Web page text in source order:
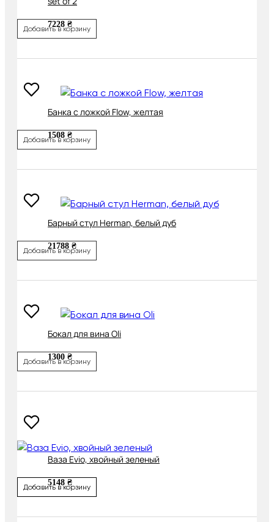
7228 ₴
Добавить в корзину
Банка с ложкой Flow, желтая
1508 ₴
Добавить в корзину
Барный стул Herman, белый дуб
21788 ₴
Добавить в корзину
Бокал для вина Oli
1300 ₴
Добавить в корзину
Ваза Evio, хвойный зеленый
5148 ₴
Добавить в корзину